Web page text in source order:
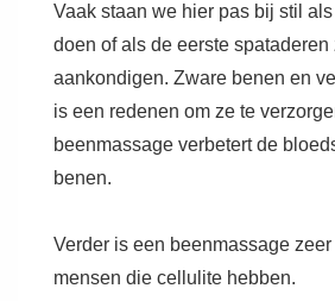
Vaak staan we hier pas bij stil
doen of als de eerste spataderen
aankondigen. Zware benen en
is een redenen om ze te
beenmassage verbetert de
benen.
Verder is een beenmassage
mensen die cellulite hebben.